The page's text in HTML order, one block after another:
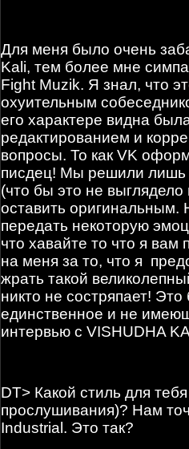
Для меня было очень
Kali, тем более мне
Fight Muzik. Я знал, что
охуительным
его характере видна
редактированием и
вопросы. То как VK
писдец! Мы решили лишь
(что бы это не
оставить оригинальным.
передать некоторую
что хавайте то что я
на меня за то, что я
жрать такой
никто не состряпает!
единственное и не
интервью с VISHUDHA
DT> Какой стиль для
прослушивания)? Нам
Industrial. Это так?